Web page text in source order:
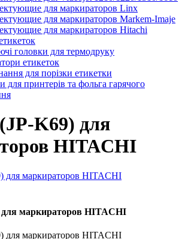
для маркираторов Linx
для маркираторов Markem-Imaje
для маркираторов Hitachi
головки для термодруку
етикеток
для порізки етикетки
для принтерів та фольга гарячого
K69) для
HITACHI
маркираторов HITACHI